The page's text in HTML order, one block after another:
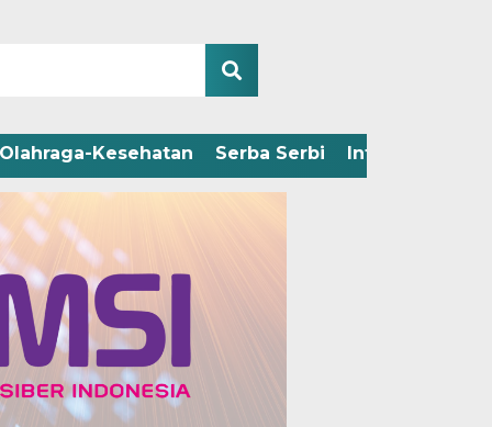
Kesehatan Serba Serbi Infografis